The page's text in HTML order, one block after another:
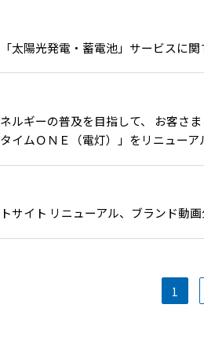
太陽光発電・蓄電池」サービスに
ルギーの普及を目指して、 お客さ
タイムＯＮＥ（電灯）」をリニューア
サイト リニューアル、ブランド動
1